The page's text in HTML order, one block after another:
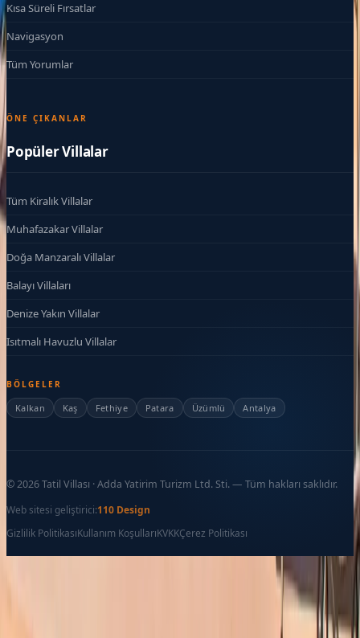
Kısa Süreli Fırsatlar
Navigasyon
Tüm Yorumlar
ÖNE ÇIKANLAR
Popüler Villalar
Tüm Kiralık Villalar
Muhafazakar Villalar
Doğa Manzaralı Villalar
Balayı Villaları
Denize Yakın Villalar
Isıtmalı Havuzlu Villalar
BÖLGELER
Kalkan Kaş Fethiye Patara Üzümlü Antalya
©2026Tatil Villası · Adda Yatirim Turizm Ltd. Sti. — Tüm hakları saklıdır.
Web sitesi geliştirici:110 Design
Gizlilik PolitikasıKullanım KoşullarıKVKKÇerez Politikası